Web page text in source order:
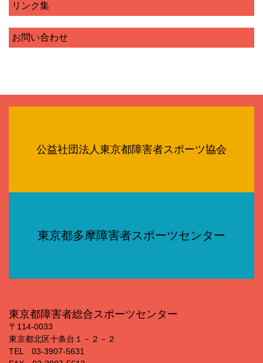
リンク集
お問い合わせ
公益社団法人東京都障害者スポーツ協会
東京都多摩障害者スポーツセンター
東京都障害者総合スポーツセンター
〒114‐0033
東京都北区十条台１－２－２
TEL 03‐3907‐5631